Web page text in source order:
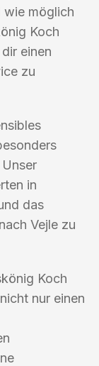
wie möglich
Koch
einen
zu
in
das
Vejle zu
Koch
nur einen